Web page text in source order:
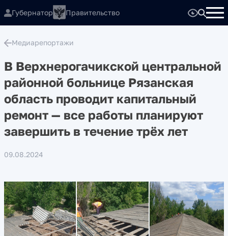
Губернатор Правительство
Медиарепортажи
В Верхнерогачикской центральной
районной больнице Рязанская
область проводит капитальный
ремонт — все работы планируют
завершить в течение трёх лет
09.08.2024